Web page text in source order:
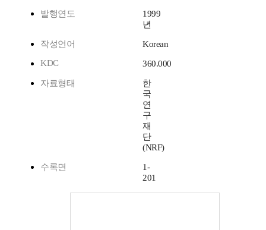
발행연도
1999
년
작성언어
Korean
KDC
360.000
자료형태
한
국
연
구
재
단
(NRF)
수록면
1-
201